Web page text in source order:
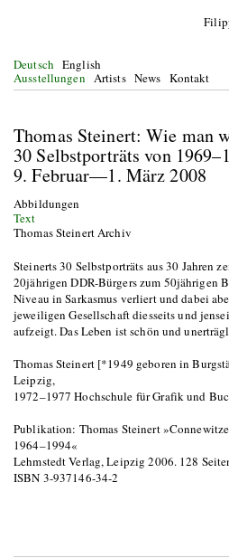
Deutsch English
Ausstellungen Artists News Kontakt
Thomas Steinert: Wie man
30 Selbstporträts von
9. Februar—1. März 2008
Abbildungen
Text
Thomas Steinert Archiv
Steinerts 30 Selbstporträts aus 30 Jahren
20jährigen DDR-Bürgers zum 50jährigen
Niveau in Sarkasmus verliert und dabei
jeweiligen Gesellschaft diesseits und
aufzeigt. Das Leben ist schön und
Thomas Steinert [*1949 geboren in
Leipzig,
1972–1977 Hochschule für Grafik und
Publikation: Thomas Steinert
1964–1994«
Lehmstedt Verlag, Leipzig 2006. 128
ISBN 3-937146-34-2